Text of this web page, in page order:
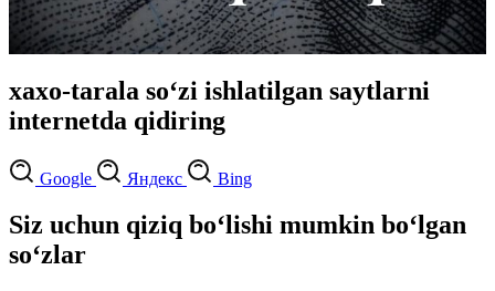
xaxo-tarala so‘zi ishlatilgan saytlarni
internetda qidiring
Google Яндекс Bing
Siz uchun qiziq bo‘lishi mumkin bo‘lgan
so‘zlar